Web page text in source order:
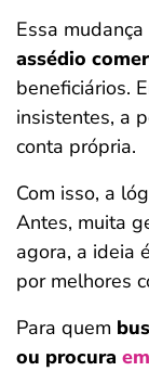
Essa
assédio
beneficiários.
insistentes, a
conta própria.
Com isso, a
Antes, muita
agora, a ideia
por melhores
Para quem
ou procura